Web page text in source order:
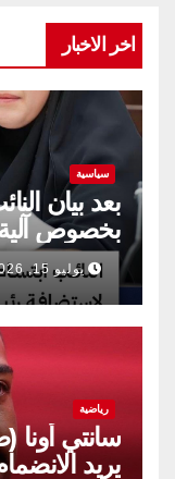
اخر الاخبار
سياسية
بعد بيان
بخصوص
يوليو 15, 2026
رياضية
سانتي
يريد